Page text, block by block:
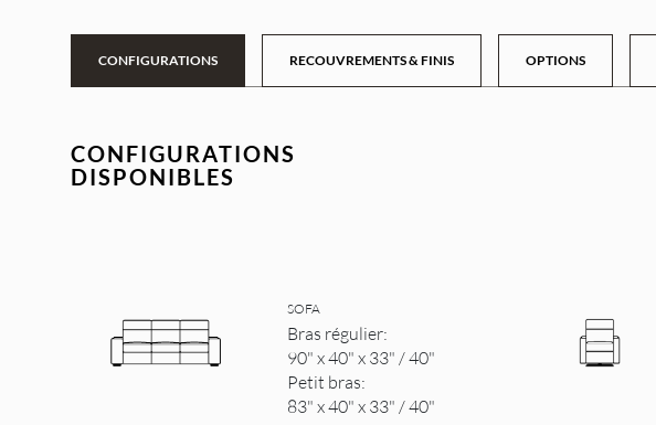
CONFIGURATIONS RECOUVREMENTS & FINIS OPTIONS
CONFIGURATIONS
DISPONIBLES
SOFA
Bras régulier:
90" x 40" x 33" / 40"
Petit bras:
83" x 40" x 33" / 40"